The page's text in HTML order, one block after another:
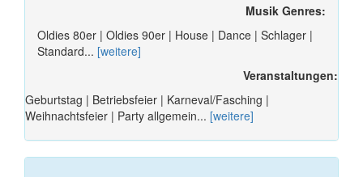
Musik Genres:
Oldies 80er | Oldies 90er | House | Dance | Schlager |
Standard... [weitere]
Veranstaltungen:
Geburtstag | Betriebsfeier | Karneval/Fasching |
Weihnachtsfeier | Party allgemein... [weitere]